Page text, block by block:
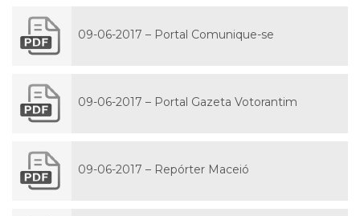
09-06-2017 – Portal Comunique-se
09-06-2017 – Portal Gazeta Votorantim
09-06-2017 – Repórter Maceió